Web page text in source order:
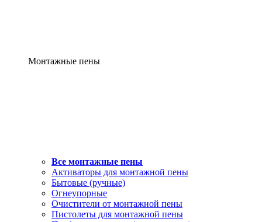
Монтажные пены
Все монтажные пены
Активаторы для монтажной пены
Бытовые (ручные)
Огнеупорные
Очистители от монтажной пены
Пистолеты для монтажной пены